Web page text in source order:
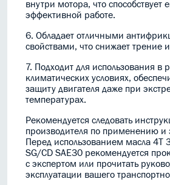
внутри мотора, что способствует
эффективной работе.
6. Обладает отличными
свойствами, что снижает трение
7. Подходит для использования в
климатических условиях,
защиту двигателя даже при
температурах.
Рекомендуется следовать
производителя по применению и
Перед использованием масла 4T
SG/CD SAE30 рекомендуется
с экспертом или прочитать
эксплуатации вашего